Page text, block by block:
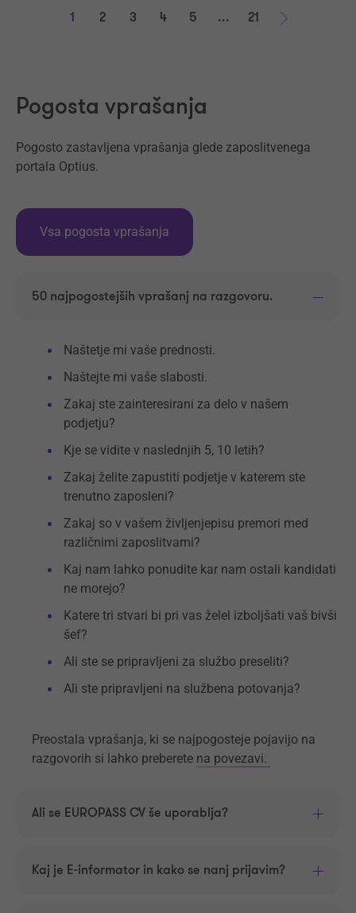
1 2 3 4 5 ...
21
Pogosta vprašanja
Pogosto zastavljena vprašanja glede zaposlitvenega
portala Optius.
Vsa pogosta vprašanja
50 najpogostejših vprašanj na razgovoru.
Naštetje mi vaše prednosti.
Naštejte mi vaše slabosti.
Zakaj ste zainteresirani za delo v našem
podjetju?
Kje se vidite v naslednjih 5, 10 letih?
Zakaj želite zapustiti podjetje v katerem ste
trenutno zaposleni?
Zakaj so v vašem življenjepisu premori med
različnimi zaposlitvami?
Kaj nam lahko ponudite kar nam ostali kandidati
ne morejo?
Katere tri stvari bi pri vas želel izboljšati vaš bivši
šef?
Ali ste se pripravljeni za službo preseliti?
Ali ste pripravljeni na službena potovanja?
Preostala vprašanja, ki se najpogosteje pojavijo na
razgovorih si lahko preberete na povezavi.
Ali se EUROPASS CV še uporablja?
Kaj je E-informator in kako se nanj prijavim?